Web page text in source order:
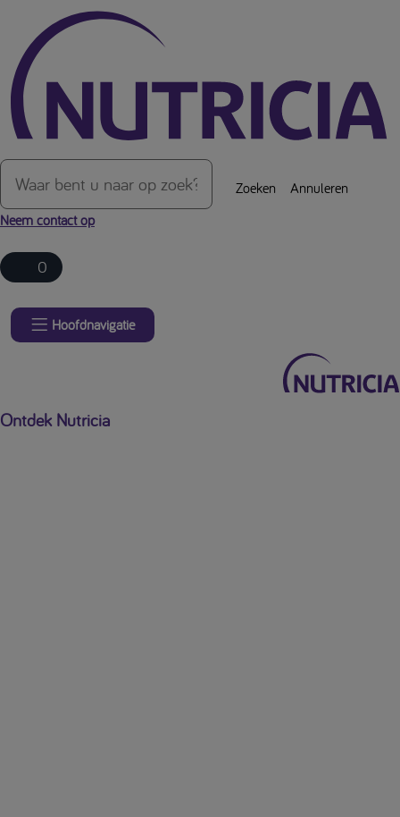
Over de inhoud van de pagina
Zoeken
Annuleren
Neem contact op
0
Hoofdnavigatie
Ontdek Nutricia